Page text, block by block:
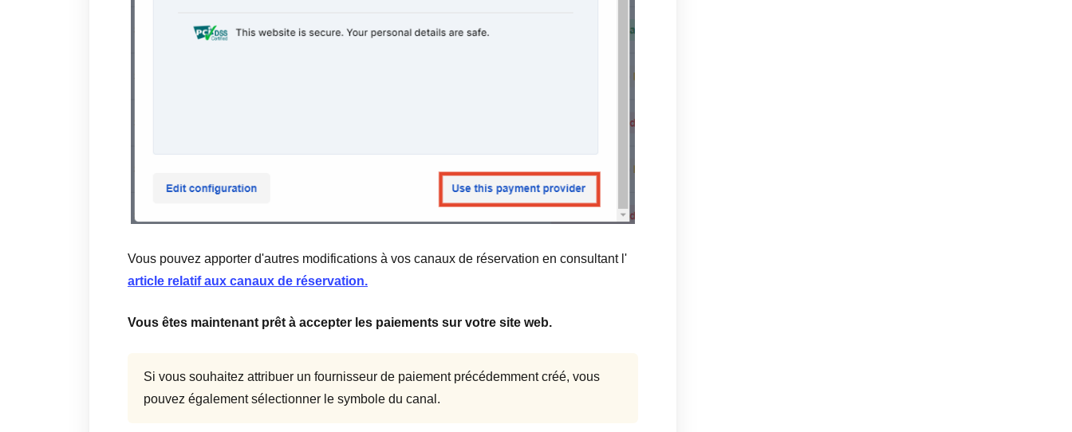
Vous pouvez apporter d'autres modifications à vos canaux de réservation en consultant l'
article relatif aux canaux de réservation.
Vous êtes maintenant prêt à accepter les paiements sur votre site web.
Si vous souhaitez attribuer un fournisseur de paiement précédemment créé, vous
pouvez également sélectionner le symbole du canal.